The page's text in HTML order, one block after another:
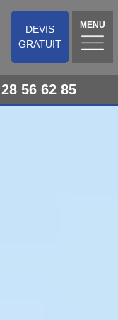
DEVIS
GRATUIT
MENU
56 62 85